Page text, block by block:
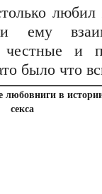
ему
честные и
было что